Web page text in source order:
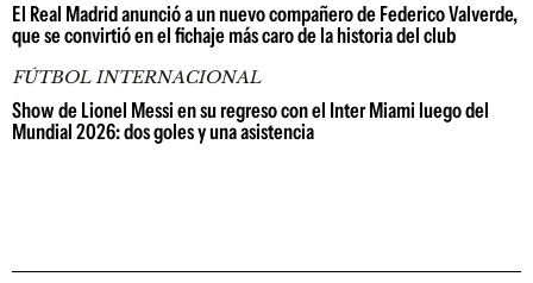
El Real Madrid anunció a un nuevo compañero de Federico Valverde,
que se convirtió en el fichaje más caro de la historia del club
FÚTBOL INTERNACIONAL
Show de Lionel Messi en su regreso con el Inter Miami luego del
Mundial 2026: dos goles y una asistencia